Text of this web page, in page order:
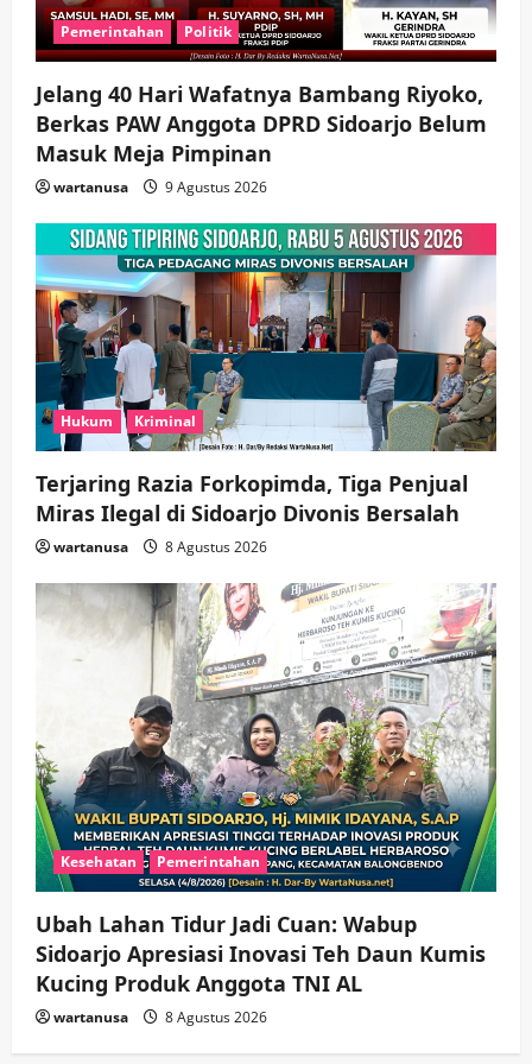
Pemerintahan Politik
Jelang 40 Hari Wafatnya Bambang Riyoko,
Berkas PAW Anggota DPRD Sidoarjo Belum
Masuk Meja Pimpinan ​
wartanusa 9 Agustus 2026
Hukum Kriminal
Terjaring Razia Forkopimda, Tiga Penjual
Miras Ilegal di Sidoarjo Divonis Bersalah
wartanusa 8 Agustus 2026
Kesehatan Pemerintahan
Ubah Lahan Tidur Jadi Cuan: Wabup
Sidoarjo Apresiasi Inovasi Teh Daun Kumis
Kucing Produk Anggota TNI AL
wartanusa 8 Agustus 2026